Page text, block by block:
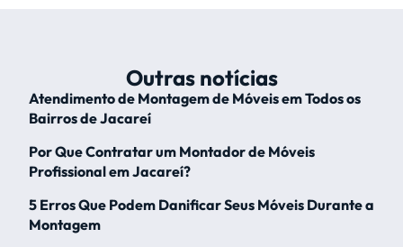
Outras notícias
Atendimento de Montagem de Móveis em Todos os
Bairros de Jacareí
Por Que Contratar um Montador de Móveis
Profissional em Jacareí?
5 Erros Que Podem Danificar Seus Móveis Durante a
Montagem